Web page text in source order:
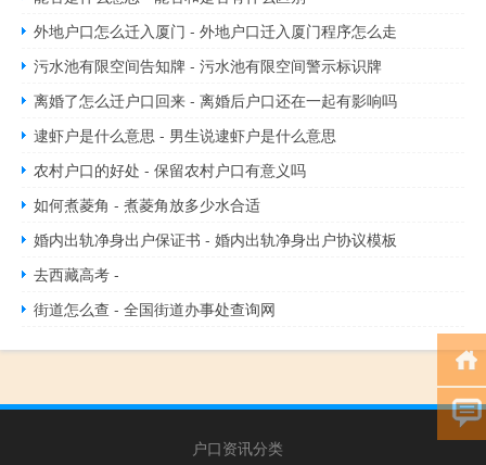
外地户口怎么迁入厦门 - 外地户口迁入厦门程序怎么走
污水池有限空间告知牌 - 污水池有限空间警示标识牌
离婚了怎么迁户口回来 - 离婚后户口还在一起有影响吗
逮虾户是什么意思 - 男生说逮虾户是什么意思
农村户口的好处 - 保留农村户口有意义吗
如何煮菱角 - 煮菱角放多少水合适
婚内出轨净身出户保证书 - 婚内出轨净身出户协议模板
去西藏高考 -
街道怎么查 - 全国街道办事处查询网
户口资讯分类